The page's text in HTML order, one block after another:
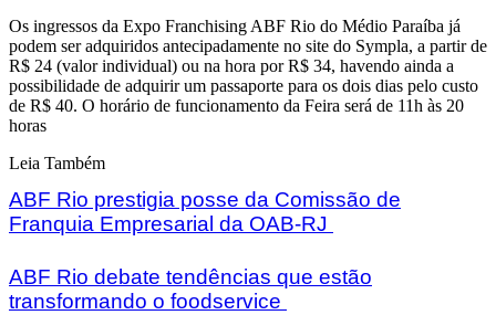
Os ingressos da Expo Franchising ABF Rio do Médio Paraíba já
podem ser adquiridos antecipadamente no site do Sympla, a partir de
R$ 24 (valor individual) ou na hora por R$ 34, havendo ainda a
possibilidade de adquirir um passaporte para os dois dias pelo custo
de R$ 40. O horário de funcionamento da Feira será de 11h às 20
horas
Leia Também
ABF Rio prestigia posse da Comissão de
Franquia Empresarial da OAB-RJ
ABF Rio debate tendências que estão
transformando o foodservice